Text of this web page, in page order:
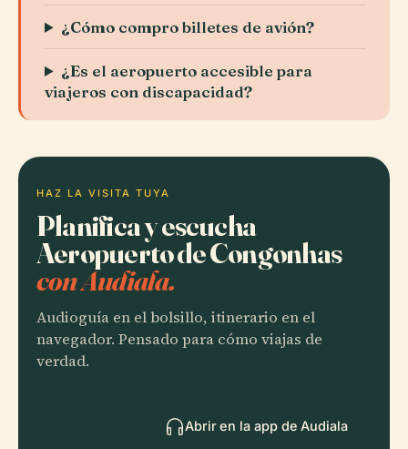
¿Cómo compro billetes de avión?
¿Es el aeropuerto accesible para
viajeros con discapacidad?
HAZ LA VISITA TUYA
Planifica y escucha
Aeropuerto de Congonhas
con Audiala.
Audioguía en el bolsillo, itinerario en el
navegador. Pensado para cómo viajas de
verdad.
Abrir en la app de Audiala